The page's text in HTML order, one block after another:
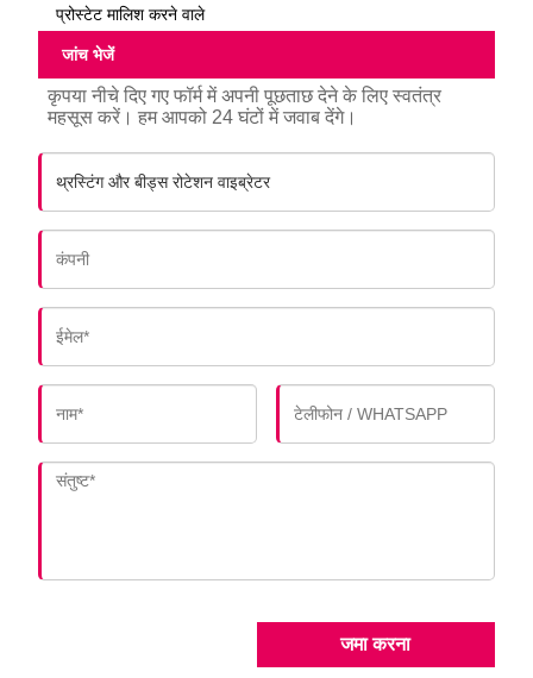
प्रोस्टेट मालिश करने वाले
जांच भेजें
कृपया नीचे दिए गए फॉर्म में अपनी पूछताछ देने के लिए स्वतंत्र
महसूस करें। हम आपको 24 घंटों में जवाब देंगे।
जमा करना